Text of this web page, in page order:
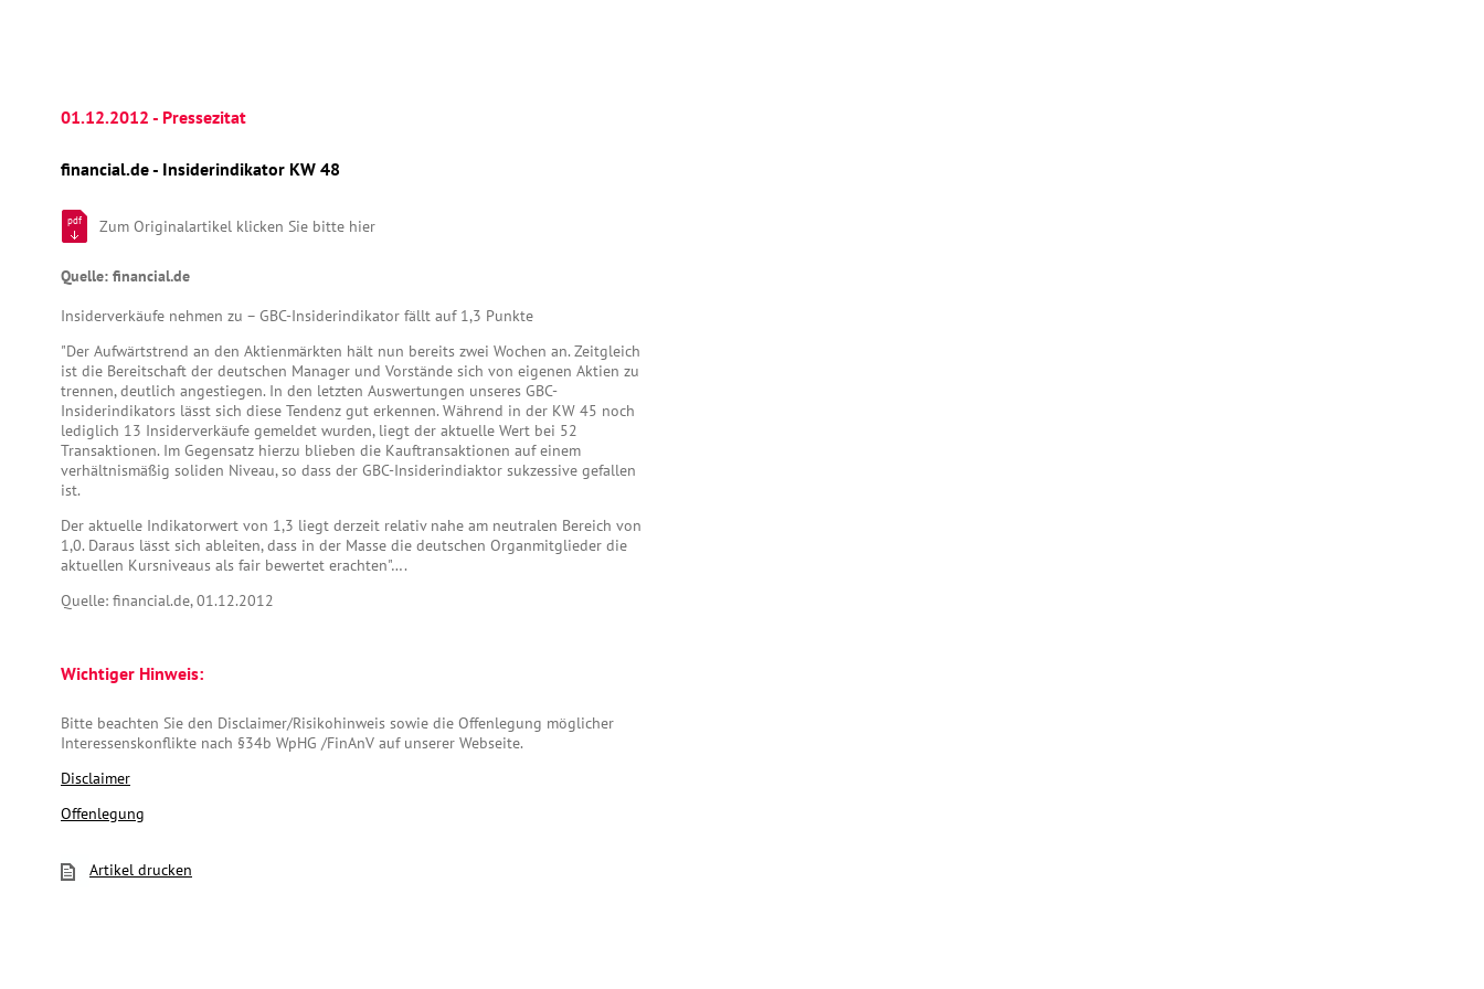
01.12.2012 - Pressezitat
financial.de - Insiderindikator KW 48
pdf Zum Originalartikel klicken Sie bitte hier
Quelle: financial.de
Insiderverkäufe nehmen zu – GBC-Insiderindikator fällt auf 1,3 Punkte
"Der Aufwärtstrend an den Aktienmärkten hält nun bereits zwei Wochen an. Zeitgleich
ist die Bereitschaft der deutschen Manager und Vorstände sich von eigenen Aktien zu
trennen, deutlich angestiegen. In den letzten Auswertungen unseres GBC-
Insiderindikators lässt sich diese Tendenz gut erkennen. Während in der KW 45 noch
lediglich 13 Insiderverkäufe gemeldet wurden, liegt der aktuelle Wert bei 52
Transaktionen. Im Gegensatz hierzu blieben die Kauftransaktionen auf einem
verhältnismäßig soliden Niveau, so dass der GBC-Insiderindiaktor sukzessive gefallen
ist.
Der aktuelle Indikatorwert von 1,3 liegt derzeit relativ nahe am neutralen Bereich von
1,0. Daraus lässt sich ableiten, dass in der Masse die deutschen Organmitglieder die
aktuellen Kursniveaus als fair bewertet erachten"….
Quelle: financial.de, 01.12.2012
Wichtiger Hinweis:
Bitte beachten Sie den Disclaimer/Risikohinweis sowie die Offenlegung möglicher
Interessenskonflikte nach §34b WpHG /FinAnV auf unserer Webseite.
Disclaimer
Offenlegung
Artikel drucken